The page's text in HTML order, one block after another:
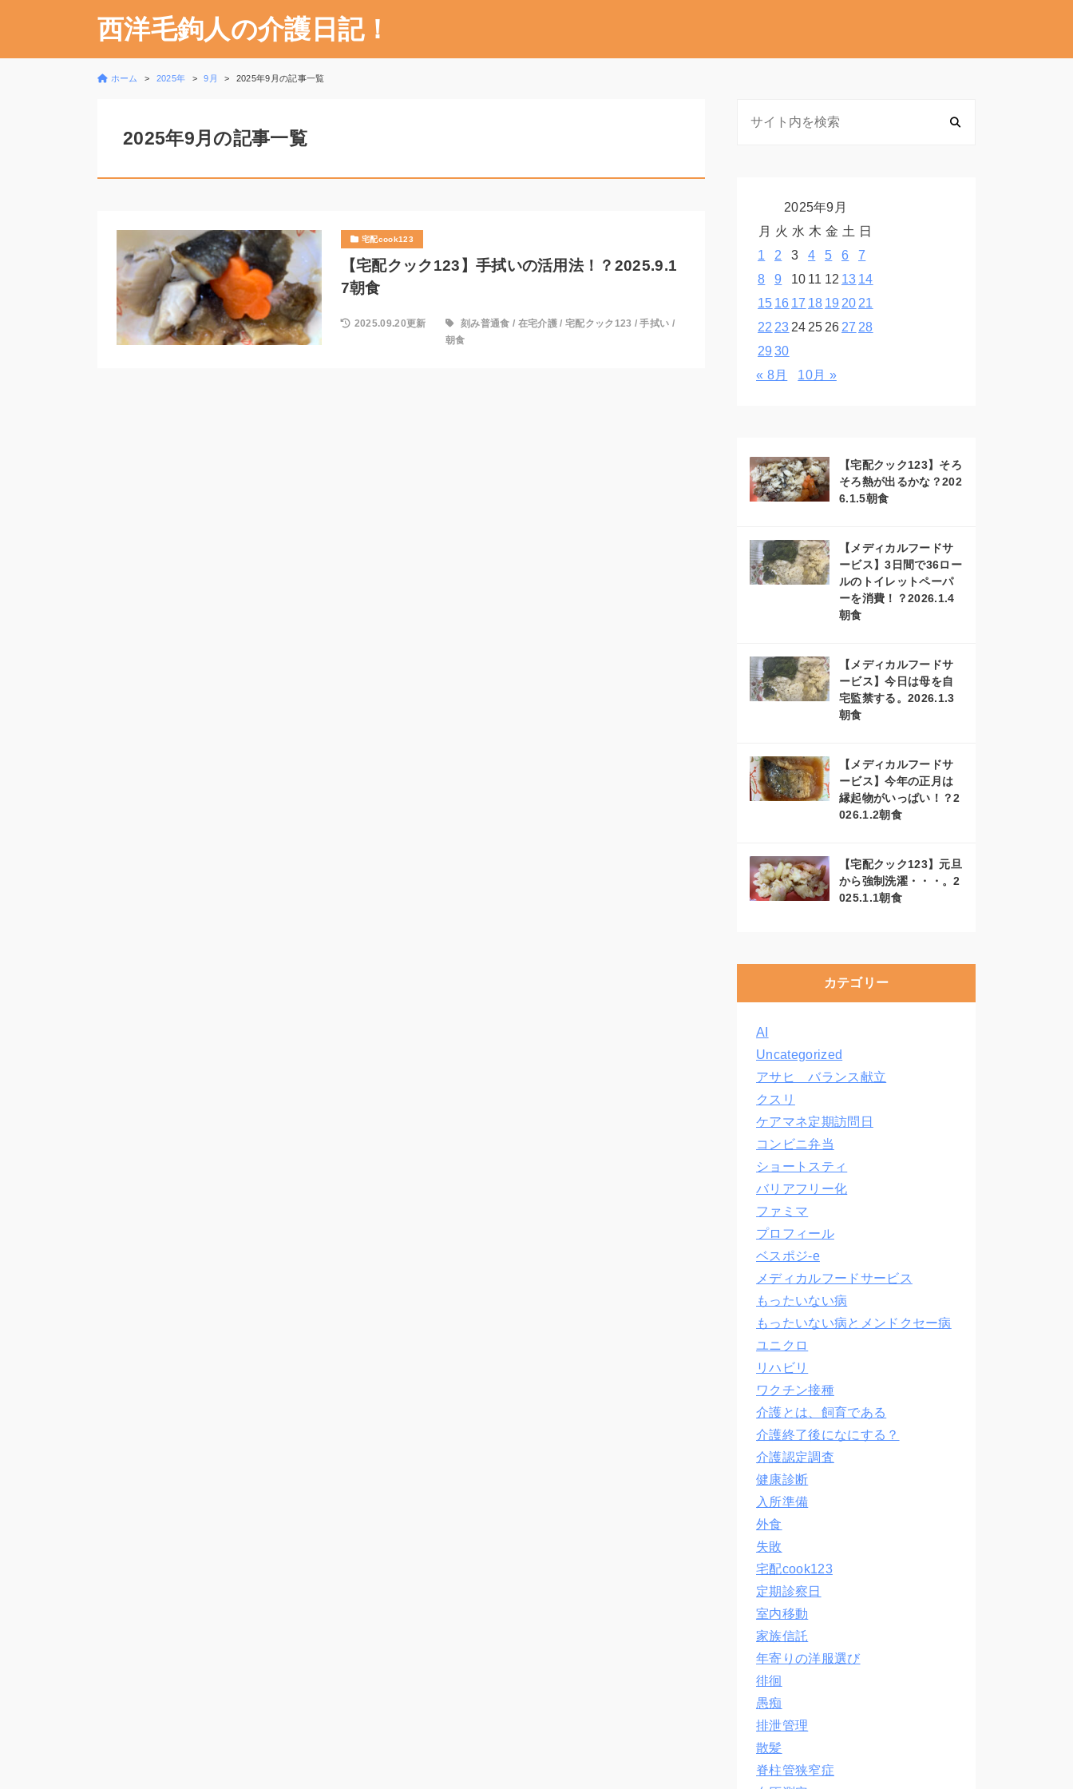
西洋毛鉤人の介護日記！
ホーム 2025年 9月 2025年9月の記事一覧
2025年9月の記事一覧
宅配cook123
【宅配クック123】手拭いの活用法！？2025.9.1
7朝食
2025.09.20更新 刻み普通食 / 在宅介護/ 宅配クック123 /手拭い /
朝食
2025年9月
月 火 水 木 金 土 日
1
2 3 4 5 6
7
8
9 10 11 12 13 14
15 16 17 18 19 20 21
22 23 24 25 26 27 28
29 30
« 8月
10月 »
【宅配クック123】そろ
そろ熱が出るかな？202
6.1.5朝食
【メディカルフードサ
ービス】3日間で36ロー
ルのトイレットペーパ
ーを消費！？2026.1.4
朝食
【メディカルフードサ
ービス】今日は母を自
宅監禁する。2026.1.3
朝食
【メディカルフードサ
ービス】今年の正月は
縁起物がいっぱい！？2
026.1.2朝食
【宅配クック123】元旦
から強制洗濯・・・。2
025.1.1朝食
カテゴリー
AI
Uncategorized
アサヒ バランス献立
クスリ
ケアマネ定期訪問日
コンビニ弁当
ショートスティ
バリアフリー化
ファミマ
プロフィール
ベスポジ-e
メディカルフードサービス
もったいない病
もったいない病とメンドクセー病
ユニクロ
リハビリ
ワクチン接種
介護とは、飼育である
介護終了後になにする？
介護認定調査
健康診断
入所準備
外食
失敗
宅配cook123
定期診察日
室内移動
家族信託
年寄りの洋服選び
徘徊
愚痴
排泄管理
散髪
脊柱管狭窄症